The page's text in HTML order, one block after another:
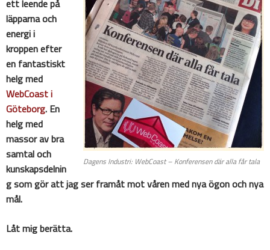
Dagens Industri: WebCoast – Konferensen där alla får tala
ett leende på
läpparna och
energi i
kroppen efter
en fantastiskt
helg med
WebCoast i
Göteborg. En
helg med
massor av bra
samtal och
kunskapsdelnin
g som gör att jag ser framåt mot våren med nya ögon och nya
mål.
Låt mig berätta.